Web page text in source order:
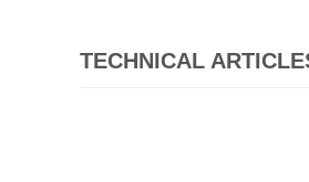
TECHNICAL